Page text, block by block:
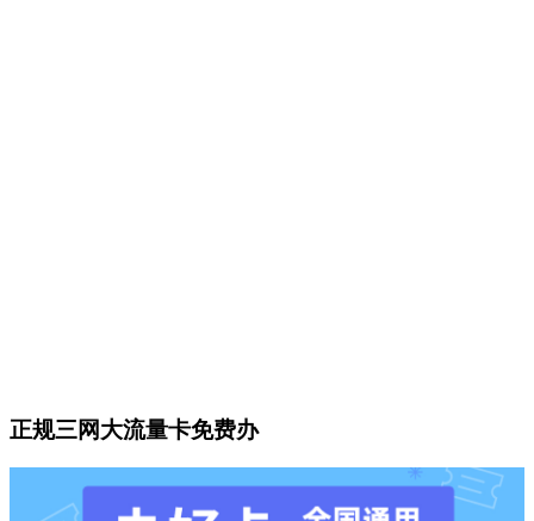
正规三网大流量卡免费办